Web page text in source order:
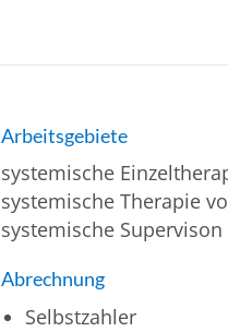
Arbeitsgebiete
systemische
systemische Therapie
systemische Supervison
Abrechnung
Selbstzahler